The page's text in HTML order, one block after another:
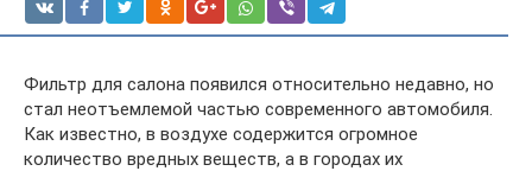
Фильтр для салона появился относительно недавно, но
стал неотъемлемой частью современного автомобиля.
Как известно, в воздухе содержится огромное
количество вредных веществ, а в городах их